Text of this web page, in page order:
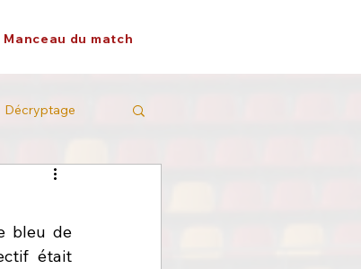
Manceau du match
Décryptage
bleu de
était